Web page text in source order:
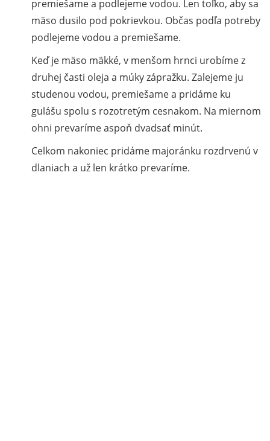
premiešame a podlejeme vodou. Len toľko, aby sa
mäso dusilo pod pokrievkou. Občas podľa potreby
podlejeme vodou a premiešame.
Keď je mäso mäkké, v menšom hrnci urobíme z
druhej časti oleja a múky zápražku. Zalejeme ju
studenou vodou, premiešame a pridáme ku
gulášu spolu s rozotretým cesnakom. Na miernom
ohni prevaríme aspoň dvadsať minút.
Celkom nakoniec pridáme majoránku rozdrvenú v
dlaniach a už len krátko prevaríme.